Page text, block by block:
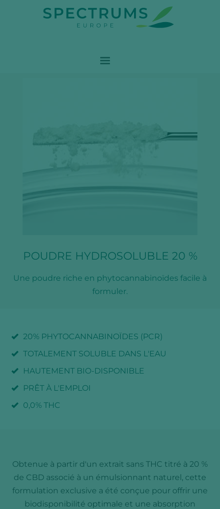
POUDRE HYDROSOLUBLE 20 %
Une poudre riche en phytocannabinoïdes facile à
formuler.
20% PHYTOCANNABINOÏDES (PCR)
TOTALEMENT SOLUBLE DANS L'EAU
HAUTEMENT BIO-DISPONIBLE
PRÊT À L'EMPLOI
0,0% THC
Obtenue à partir d'un extrait sans THC titré à 20 %
de CBD associé à un émulsionnant naturel, cette
formulation exclusive a été conçue pour offrir une
biodisponibilité optimale et une absorption